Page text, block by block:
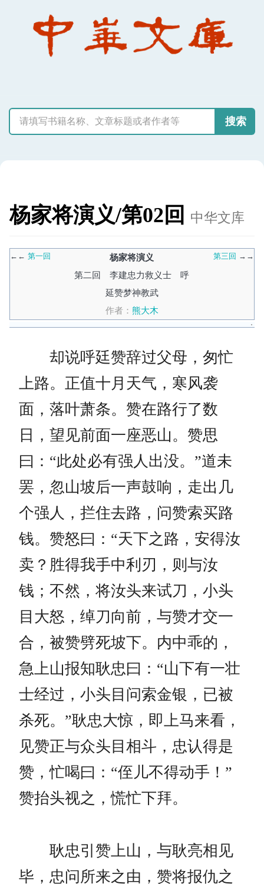
搜索
杨家将演义/第02回 中华文库
← ← 第一回
杨家将演义
第二回 李建忠力救义士 呼
延赞梦神教武
作者： 熊大木
第三回 → →
却说呼廷赞辞过父母，匆忙
上路。正值十月天气，寒风袭
面，落叶萧条。赞在路行了数
日，望见前面一座恶山。赞思
曰：“此处必有强人出没。”道未
罢，忽山坡后一声鼓响，走出几
个强人，拦住去路，问赞索买路
钱。赞怒曰：“天下之路，安得汝
卖？胜得我手中利刃，则与汝
钱；不然，将汝头来试刀，小头
目大怒，绰刀向前，与赞才交一
合，被赞劈死坡下。内中乖的，
急上山报知耿忠曰：“山下有一壮
士经过，小头目问索金银，已被
杀死。”耿忠大惊，即上马来看，
见赞正与众头目相斗，忠认得是
赞，忙喝曰：“侄儿不得动手！”
赞抬头视之，慌忙下拜。
耿忠引赞上山，与耿亮相见
毕，忠问所来之由，赞将报仇之